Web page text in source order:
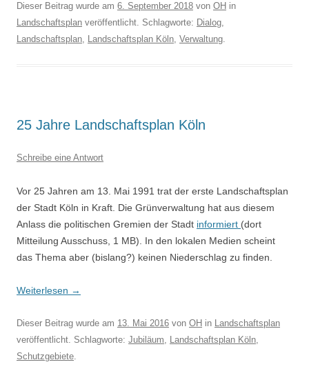
Dieser Beitrag wurde am 6. September 2018 von OH in
Landschaftsplan veröffentlicht. Schlagworte: Dialog,
Landschaftsplan, Landschaftsplan Köln, Verwaltung.
25 Jahre Landschaftsplan Köln
Schreibe eine Antwort
Vor 25 Jahren am 13. Mai 1991 trat der erste Landschaftsplan
der Stadt Köln in Kraft. Die Grünverwaltung hat aus diesem
Anlass die politischen Gremien der Stadt informiert (dort
Mitteilung Ausschuss, 1 MB). In den lokalen Medien scheint
das Thema aber (bislang?) keinen Niederschlag zu finden.
Weiterlesen →
Dieser Beitrag wurde am 13. Mai 2016 von OH in Landschaftsplan
veröffentlicht. Schlagworte: Jubiläum, Landschaftsplan Köln,
Schutzgebiete.